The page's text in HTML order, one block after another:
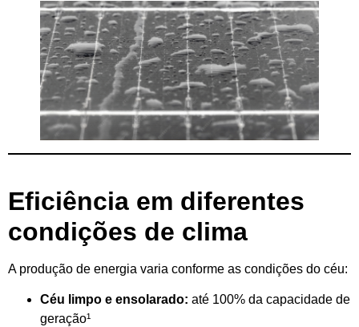
Eficiência em diferentes
condições de clima
A produção de energia varia conforme as condições do céu:
Céu limpo e ensolarado: até 100% da capacidade de
geração¹